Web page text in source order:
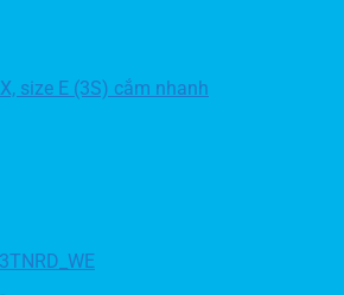
size E (3S) cắm nhanh